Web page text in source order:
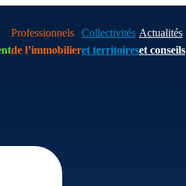
Professionnels
de l’immobilier
Collectivités
et territoires
Actualités
et conseils